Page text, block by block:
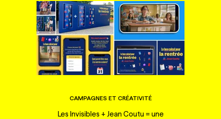
CAMPAGNES ET CRÉATIVITÉ
Les Invisibles + Jean Coutu = une